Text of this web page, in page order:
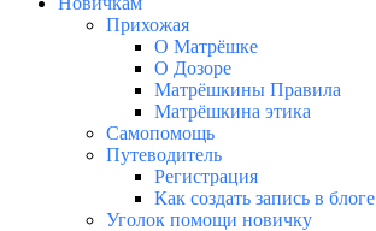
Прихожая
О Матрёшке
О Дозоре
Матрёшкины Правила
Матрёшкина этика
Самопомощь
Путеводитель
Регистрация
Как создать запись в блоге
Уголок помощи новичку